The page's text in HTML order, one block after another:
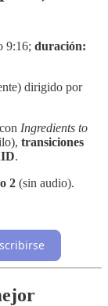
9:16; duración:
dirigido por
con Ingredients to
transiciones
.
2 (sin audio).